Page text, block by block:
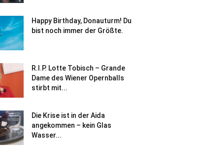
Happy Birthday, Donauturm! Du
bist noch immer der Größte.
R.I.P. Lotte Tobisch – Grande
Dame des Wiener Opernballs
stirbt mit...
Die Krise ist in der Aida
angekommen – kein Glas
Wasser...